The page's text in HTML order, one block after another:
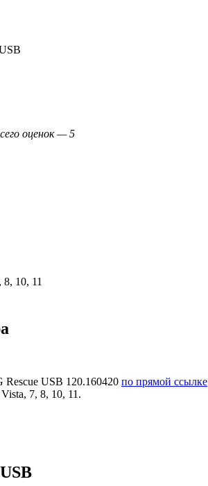
оценок — 5
10, 11
Rescue USB 120.160420 по прямой ссылке
7, 8, 10, 11.